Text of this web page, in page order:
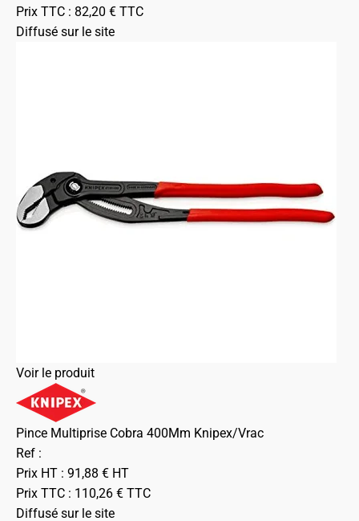
Prix TTC : 82,20 € TTC
Diffusé sur le site
Voir le produit
Pince Multiprise Cobra 400Mm Knipex/Vrac
Ref :
Prix HT : 91,88 € HT
Prix TTC : 110,26 € TTC
Diffusé sur le site